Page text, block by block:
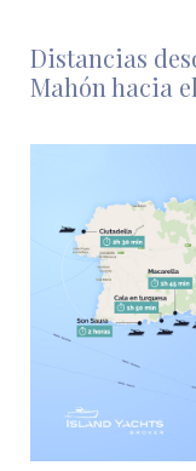
Distancias
Mahón hacia